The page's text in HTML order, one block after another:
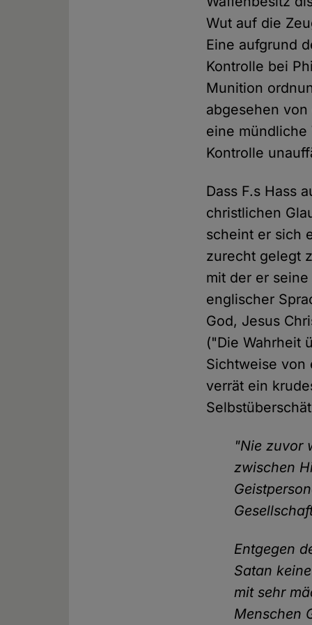
Wut auf die
Eine aufgrund
Kontrolle bei
Munition
abgesehen
eine mündliche
Kontrolle
Dass F.s Hass
christlichen
scheint er sich
zurecht gelegt
mit der er
englischer
God, Jesus
("Die Wahrheit
Sichtweise von
verrät ein
"Nie zuvor
zwischen
Entgegen
Satan
mit sehr
Menschen